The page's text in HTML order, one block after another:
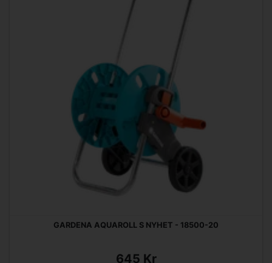
GARDENA AQUAROLL S NYHET - 18500-20
645 Kr